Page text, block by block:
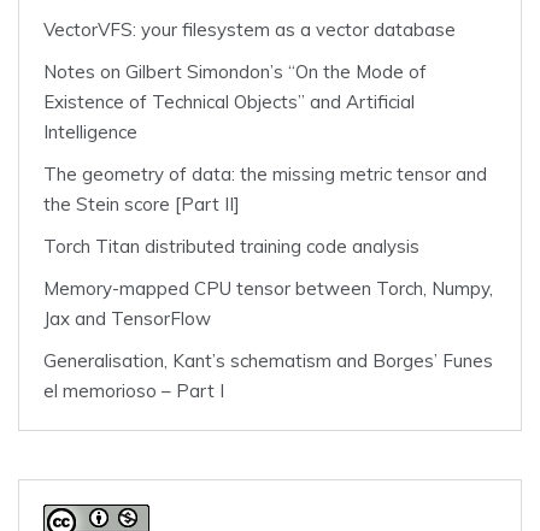
VectorVFS: your filesystem as a vector database
Notes on Gilbert Simondon’s “On the Mode of
Existence of Technical Objects” and Artificial
Intelligence
The geometry of data: the missing metric tensor and
the Stein score [Part II]
Torch Titan distributed training code analysis
Memory-mapped CPU tensor between Torch, Numpy,
Jax and TensorFlow
Generalisation, Kant’s schematism and Borges’ Funes
el memorioso – Part I